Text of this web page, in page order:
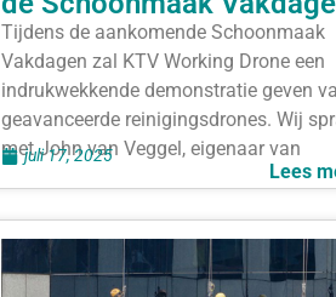
Tijdens de aankomende Schoonmaak
Vakdagen zal KTV Working Drone een
indrukwekkende demonstratie geven
geavanceerde reinigingsdrones. Wij
met John van Veggel, eigenaar van
Lees
juli 17, 2025